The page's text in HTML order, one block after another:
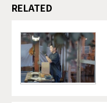
RELATED